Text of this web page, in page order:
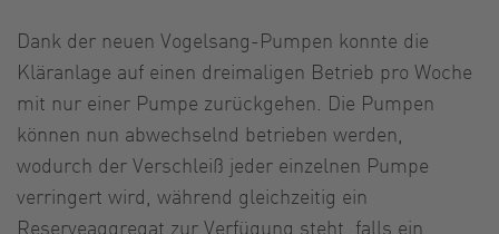
Dank der neuen Vogelsang-Pumpen konnte die
Kläranlage auf einen dreimaligen Betrieb pro Woche
mit nur einer Pumpe zurückgehen. Die Pumpen
können nun abwechselnd betrieben werden,
wodurch der Verschleiß jeder einzelnen Pumpe
verringert wird, während gleichzeitig ein
Reserveaggregat zur Verfügung steht, falls ein